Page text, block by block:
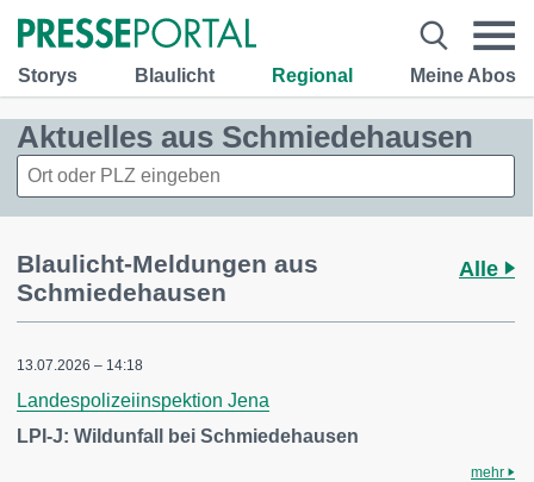
Storys Blaulicht Regional Meine Abos
Aktuelles aus Schmiedehausen
Blaulicht-Meldungen aus
Schmiedehausen
Alle
13.07.2026 – 14:18
Landespolizeiinspektion Jena
LPI-J: Wildunfall bei Schmiedehausen
mehr